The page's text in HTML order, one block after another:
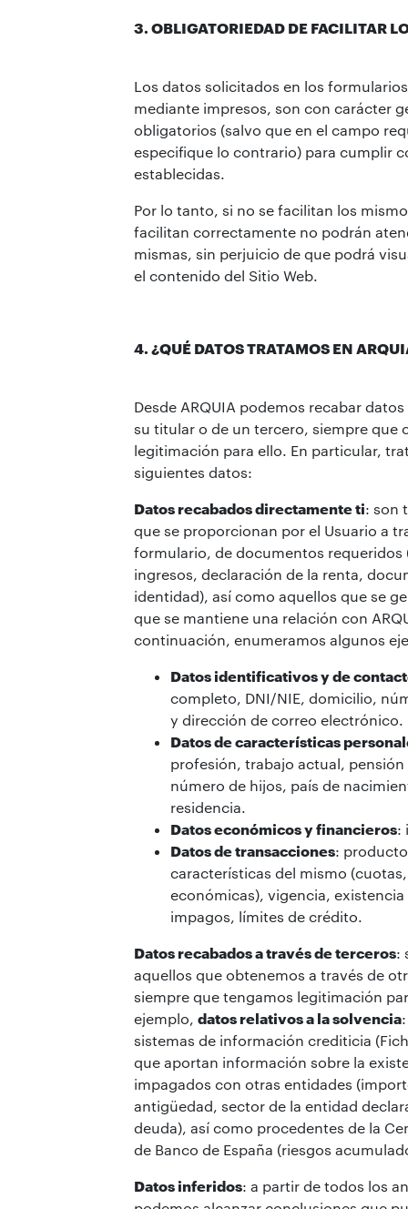
3. OBLIGATORIEDAD DE FACILITAR
Los datos solicitados en los
mediante impresos, son con carácter
obligatorios (salvo que en el campo
especifique lo contrario) para cumplir
establecidas.
Por lo tanto, si no se facilitan los
facilitan correctamente no podrán
mismas, sin perjuicio de que podrá
el contenido del Sitio Web.
4. ¿QUÉ DATOS TRATAMOS EN
Desde ARQUIA podemos recabar
su titular o de un tercero, siempre que
legitimación para ello. En particular,
siguientes datos:
Datos recabados directamente ti: son
que se proporcionan por el Usuario a
formulario, de documentos requeridos
ingresos, declaración de la renta,
identidad), así como aquellos que se
que se mantiene una relación con
continuación, enumeramos algunos
Datos identificativos y de
completo, DNI/NIE, domicilio,
y dirección de correo electrónico.
Datos de características
profesión, trabajo actual, pensión
número de hijos, país de
residencia.
Datos económicos y financieros:
Datos de transacciones:
características del mismo
económicas), vigencia, existencia
impagos, límites de crédito.
Datos recabados a través de terceros:
aquellos que obtenemos a través de
siempre que tengamos legitimación
ejemplo, datos relativos a la solvencia
sistemas de información crediticia
que aportan información sobre la
impagados con otras entidades
antigüedad, sector de la entidad
deuda), así como procedentes de la
de Banco de España (riesgos
Datos inferidos: a partir de todos los